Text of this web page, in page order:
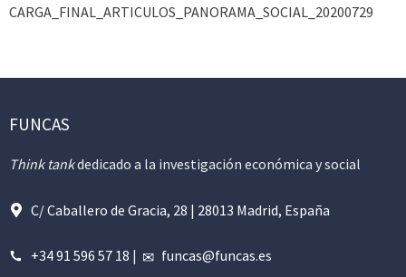
CARGA_FINAL_ARTICULOS_PANORAMA_SOCIAL_20200729
FUNCAS
Think tankdedicado a la investigación económica y social
C/ Caballero de Gracia, 28 | 28013 Madrid, España
+34 91 596 57 18 | funcas@funcas.es